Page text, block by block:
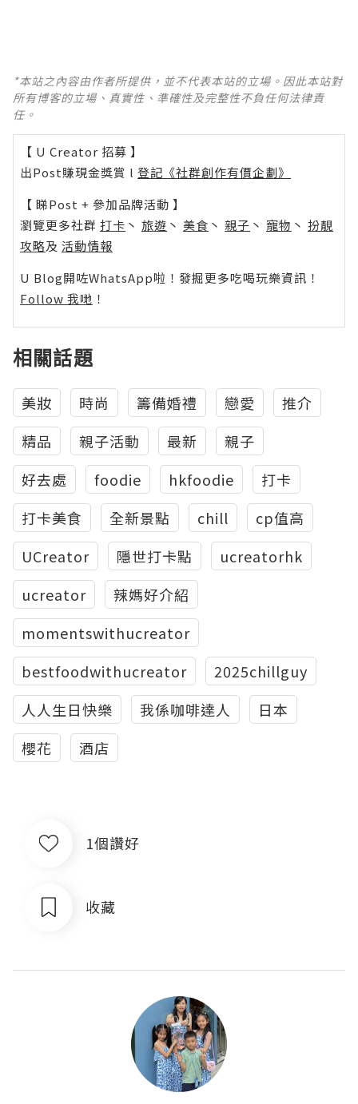
*本站之內容由作者所提供，並不代表本站的立場。因此本站對
所有博客的立場、真實性、準確性及完整性不負任何法律責
任。
【 U Creator 招募 】
出Post賺現金獎賞 l 登記《社群創作有價企劃》
【 睇Post + 參加品牌活動 】
瀏覽更多社群 打卡 丶 旅遊 丶 美食 丶 親子 丶 寵物 丶 扮靚
攻略及 活動情報
U Blog開咗WhatsApp啦！發掘更多吃喝玩樂資訊！
Follow 我哋 ！
相關話題
美妝 時尚 籌備婚禮 戀愛
推介
精品
親子活動 最新
親子
好去處
foodie hkfoodie
打卡
打卡美食
全新景點 chill
cp值高
UCreator
隱世打卡點
ucreatorhk
ucreator
辣媽好介紹
momentswithucreator
bestfoodwithucreator
2025chillguy
人人生日快樂
我係咖啡達人
日本
櫻花
酒店
1個讚好
收藏